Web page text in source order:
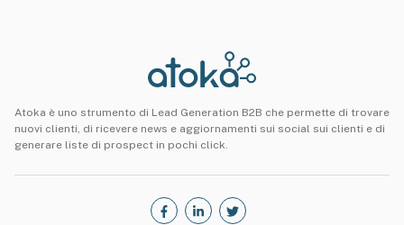
Atoka è uno strumento di Lead Generation B2B che permette di trovare
nuovi clienti, di ricevere news e aggiornamenti sui social sui clienti e di
generare liste di prospect in pochi click.